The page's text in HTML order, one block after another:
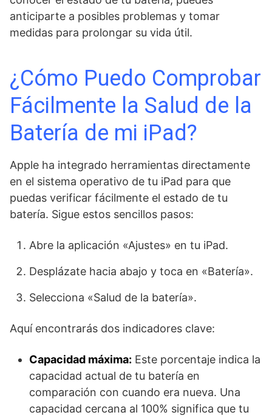
anticiparte a posibles problemas y tomar
medidas para prolongar su vida útil.
¿Cómo Puedo Comprobar
Fácilmente la Salud de la
Batería de mi iPad?
Apple ha integrado herramientas directamente
en el sistema operativo de tu iPad para que
puedas verificar fácilmente el estado de tu
batería. Sigue estos sencillos pasos:
Abre la aplicación «Ajustes» en tu iPad.
Desplázate hacia abajo y toca en «Batería».
Selecciona «Salud de la batería».
Aquí encontrarás dos indicadores clave:
Capacidad máxima: Este porcentaje indica la
capacidad actual de tu batería en
comparación con cuando era nueva. Una
capacidad cercana al 100% significa que tu